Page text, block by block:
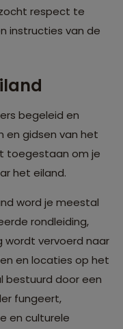
respect te
instructies van de
begeleid en
en gidsen van het
toegestaan om je
het eiland.
word je meestal
rondleiding,
wordt vervoerd naar
en locaties op het
bestuurd door een
fungeert,
en culturele